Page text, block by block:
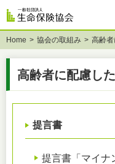
Home 協会の取組み 高齢
高齢者に配慮し
提言書
提言書「マイナ